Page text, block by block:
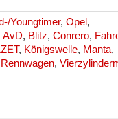
Youngtimer, Opel,
AvD, Blitz, Conrero,
, Königswelle, Manta,
Rennwagen,